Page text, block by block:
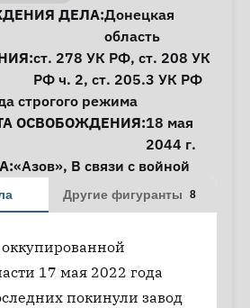
о деле
ДЕЛА:Донецкая
область
ст. 278 УК РФ, ст. 208 УК
РФ ч. 2, ст. 205.3 УК РФ
строгого режима
ОСВОБОЖДЕНИЯ:18 мая
2044 г.
«Азов», В связи с войной
Другие фигуранты 8
17 мая 2022 года
покинули завод